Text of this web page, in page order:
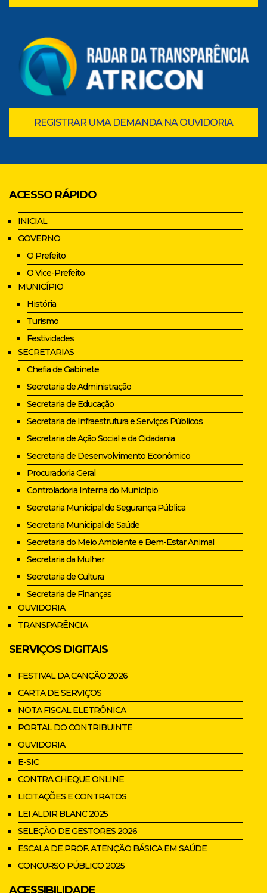
REGISTRAR UMA DEMANDA NA OUVIDORIA
ACESSO RÁPIDO
INICIAL
GOVERNO
O Prefeito
O Vice-Prefeito
MUNICÍPIO
História
Turismo
Festividades
SECRETARIAS
Chefia de Gabinete
Secretaria de Administração
Secretaria de Educação
Secretaria de Infraestrutura e Serviços Públicos
Secretaria de Ação Social e da Cidadania
Secretaria de Desenvolvimento Econômico
Procuradoria Geral
Controladoria Interna do Município
Secretaria Municipal de Segurança Pública
Secretaria Municipal de Saúde
Secretaria do Meio Ambiente e Bem-Estar Animal
Secretaria da Mulher
Secretaria de Cultura
Secretaria de Finanças
OUVIDORIA
TRANSPARÊNCIA
SERVIÇOS DIGITAIS
FESTIVAL DA CANÇÃO 2026
CARTA DE SERVIÇOS
NOTA FISCAL ELETRÔNICA
PORTAL DO CONTRIBUINTE
OUVIDORIA
E-SIC
CONTRA CHEQUE ONLINE
LICITAÇÕES E CONTRATOS
LEI ALDIR BLANC 2025
SELEÇÃO DE GESTORES 2026
ESCALA DE PROF. ATENÇÃO BÁSICA EM SAÚDE
CONCURSO PÚBLICO 2025
ACESSIBILIDADE